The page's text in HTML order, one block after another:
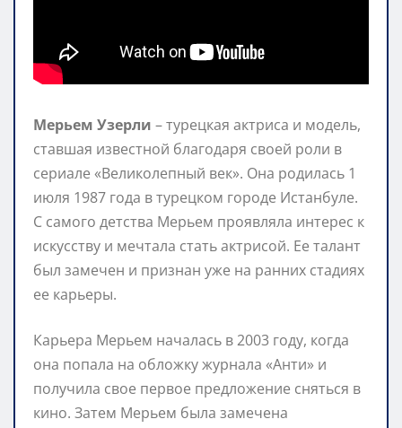
Мерьем Узерли – турецкая актриса и модель,
ставшая известной благодаря своей роли в
сериале «Великолепный век». Она родилась 1
июля 1987 года в турецком городе Истанбуле.
С самого детства Мерьем проявляла интерес к
искусству и мечтала стать актрисой. Ее талант
был замечен и признан уже на ранних стадиях
ее карьеры.
Карьера Мерьем началась в 2003 году, когда
она попала на обложку журнала «Анти» и
получила свое первое предложение сняться в
кино. Затем Мерьем была замечена